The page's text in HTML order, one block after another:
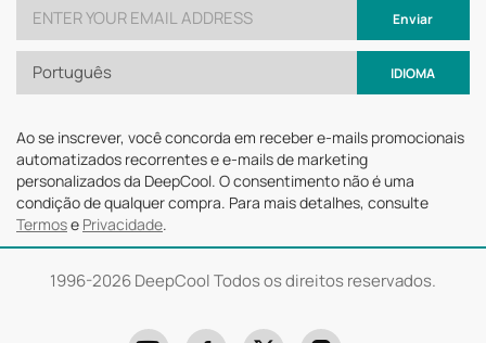
Enviar
Português IDIOMA
Ao se inscrever, você concorda em receber e-mails promocionais
automatizados recorrentes e e-mails de marketing
personalizados da DeepCool. O consentimento não é uma
condição de qualquer compra. Para mais detalhes, consulte
Termose Privacidade.
1996-2026 DeepCool Todos os direitos reservados.